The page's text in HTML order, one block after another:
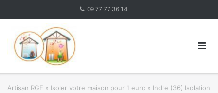
09 77 77 36 14
Artisan RGE » Isoler votre maison pour 1 euro » Indre (36) Isolation